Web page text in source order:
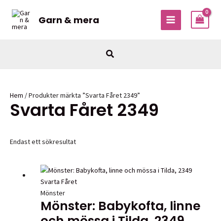
innehåll
Garn & mera
MAIN
Sök
Hem / Produkter märkta ”Svarta Fåret 2349”
Svarta Fåret 2349
Endast ett sökresultat
Mönster
Mönster: Babykofta, linne